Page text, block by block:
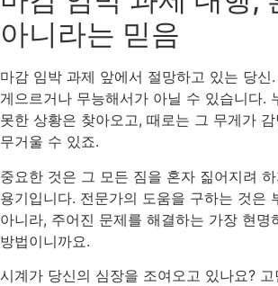
아니라는 믿음
마감 임박 과제 앞에서 절망하고 있는 당신
게으르거나 무능해서가 아닐 수 있습니다.
못한 상황은 찾아오고, 때로는 그 무게가
무거울 수 있죠.
중요한 것은 그 모든 짐을 혼자 짊어지려
용기입니다. 전문가의 도움을 구하는 것은
아니라, 주어진 문제를 해결하는 가장 현명
방법이니까요.
시계가 당신의 심장을 조여오고 있나요?